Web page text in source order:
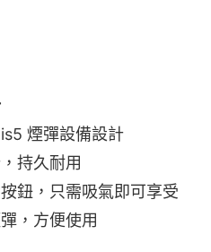
煙彈設備設計
持久耐用
鈕，只需吸氣即可享受
，方便使用